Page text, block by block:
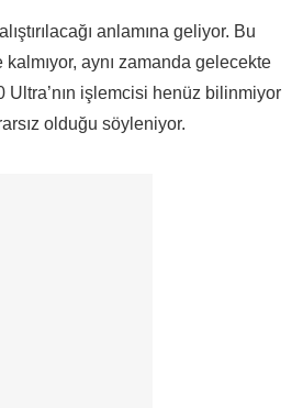
anlamına geliyor. Bu
aynı zamanda gelecekte
Ultra’nın işlemcisi henüz bilinmiyor
olduğu söyleniyor.